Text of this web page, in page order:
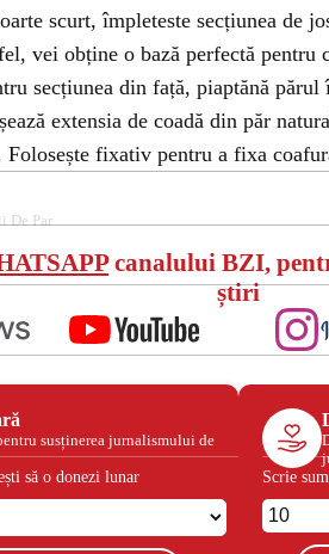
scurt, împleteste secțiunea de
vei obține o bază perfectă pentru
secțiunea din față, piaptănă părul
extensia de coadă din păr
fixativ pentru a fixa
De Par
canalului BZI,
știri
susținerea jurnalismului de
să o donezi lunar
Scrie